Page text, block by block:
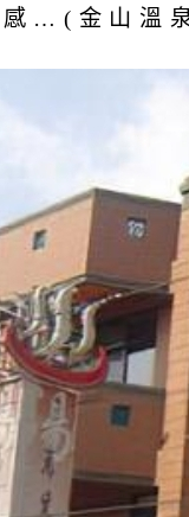
…(金山溫